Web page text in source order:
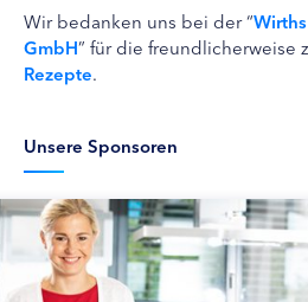
Wir bedanken uns bei der “
GmbH” für die freundlicherweise
Rezepte.
Unsere Sponsoren